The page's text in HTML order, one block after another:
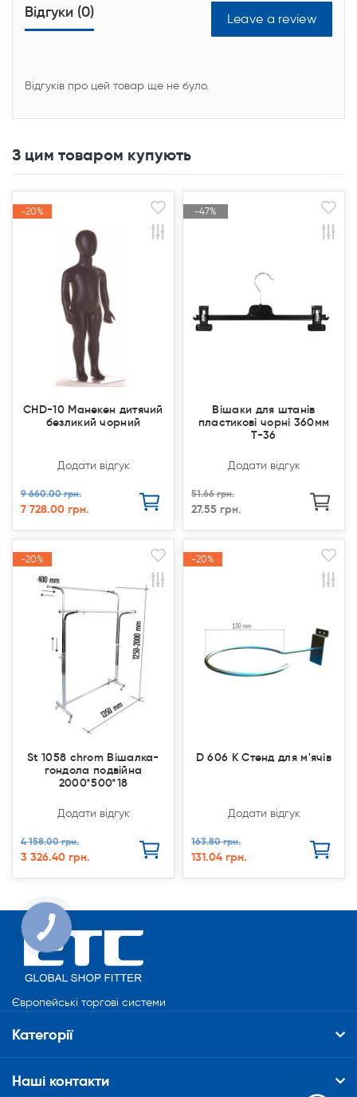
Відгуки (0) Leave a review
Відгуків про цей товар ще не було.
З цим товаром купують
-20%
-20%
CHD-10 Манекен дитячий
безликий чорний
Додати відгук
9 660.00 грн.
7 728.00 грн.
-47%
-47%
Вішаки для штанів
пластикові чорні 360мм
T-36
Додати відгук
51.66 грн.
27.55 грн.
-20%
Акція
-20%
Акція
St 1058 chrom Вішалка-
гондола подвійна
2000*500*18
Додати відгук
4 158.00 грн.
3 326.40 грн.
-20%
-20%
D 606 К Стенд для м'ячів
Додати відгук
163.80 грн.
131.04 грн.
Європейські торгові системи
Категорії
Наші контакти
КНОПКА
СВЯЗИ